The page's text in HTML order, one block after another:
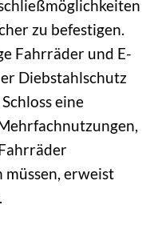
zu befestigen.
Fahrräder und E-
Diebstahlschutz
eine
erweist